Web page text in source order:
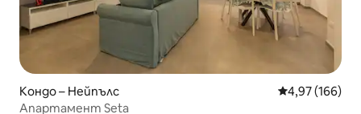
Кондо – Нейпълс Средна
4,97 (166)
Апартамент Seta